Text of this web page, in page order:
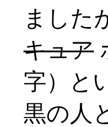
ました
キュア
字）と
黒の人